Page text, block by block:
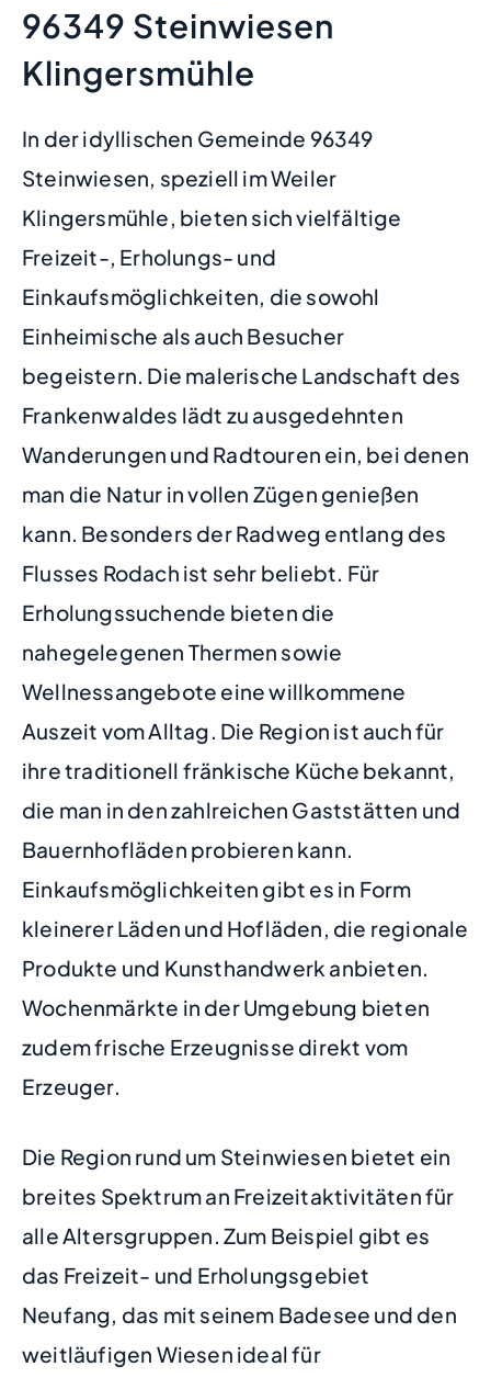
96349 Steinwiesen
Klingersmühle
In der idyllischen Gemeinde 96349
Steinwiesen, speziell im Weiler
Klingersmühle, bieten sich vielfältige
Freizeit-, Erholungs- und
Einkaufsmöglichkeiten, die sowohl
Einheimische als auch Besucher
begeistern. Die malerische Landschaft des
Frankenwaldes lädt zu ausgedehnten
Wanderungen und Radtouren ein, bei denen
man die Natur in vollen Zügen genießen
kann. Besonders der Radweg entlang des
Flusses Rodach ist sehr beliebt. Für
Erholungssuchende bieten die
nahegelegenen Thermen sowie
Wellnessangebote eine willkommene
Auszeit vom Alltag. Die Region ist auch für
ihre traditionell fränkische Küche bekannt,
die man in den zahlreichen Gaststätten und
Bauernhofläden probieren kann.
Einkaufsmöglichkeiten gibt es in Form
kleinerer Läden und Hofläden, die regionale
Produkte und Kunsthandwerk anbieten.
Wochenmärkte in der Umgebung bieten
zudem frische Erzeugnisse direkt vom
Erzeuger.
Die Region rund um Steinwiesen bietet ein
breites Spektrum an Freizeitaktivitäten für
alle Altersgruppen. Zum Beispiel gibt es
das Freizeit- und Erholungsgebiet
Neufang, das mit seinem Badesee und den
weitläufigen Wiesen ideal für